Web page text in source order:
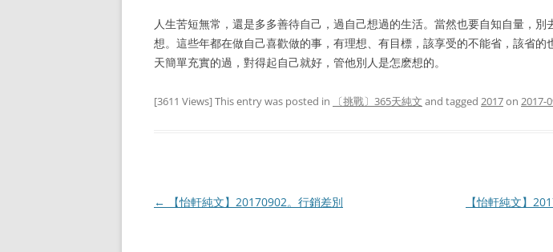
人生苦短無常，還是多多善待自己，過自己想過的生活。當然也要自知自量，別
想。這些年都在做自己喜歡做的事，有理想、有目標，該享受的不能省，該省的
天簡單充實的過，對得起自己就好，管他別人是怎麽想的。
[3611 Views] This entry was posted in 〔挑戰〕365天純文 and tagged 2017on 2017-
Post
← 【怡軒純文】20170902。行銷差別 【怡軒純文】